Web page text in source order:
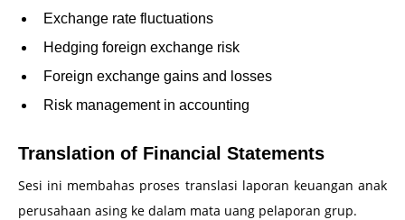
Exchange rate fluctuations
Hedging foreign exchange risk
Foreign exchange gains and losses
Risk management in accounting
Translation of Financial Statements
Sesi ini membahas proses translasi laporan keuangan anak
perusahaan asing ke dalam mata uang pelaporan grup.